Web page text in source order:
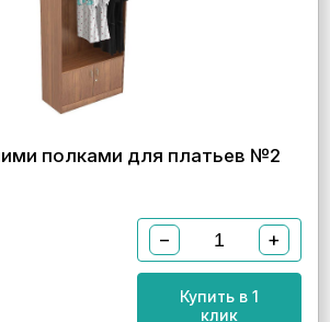
полками для платьев №2
− +
Купить в 1
клик